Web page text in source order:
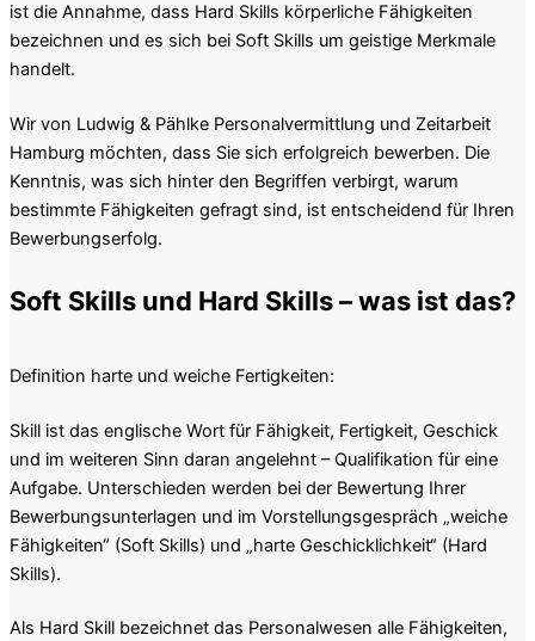
ist die Annahme, dass Hard Skills körperliche Fähigkeiten
bezeichnen und es sich bei Soft Skills um geistige Merkmale
handelt.
Wir von Ludwig & Pählke Personalvermittlung und Zeitarbeit
Hamburg möchten, dass Sie sich erfolgreich bewerben. Die
Kenntnis, was sich hinter den Begriffen verbirgt, warum
bestimmte Fähigkeiten gefragt sind, ist entscheidend für Ihren
Bewerbungserfolg.
Soft Skills und Hard Skills – was ist das?
Definition harte und weiche Fertigkeiten:
Skill ist das englische Wort für Fähigkeit, Fertigkeit, Geschick
und im weiteren Sinn daran angelehnt – Qualifikation für eine
Aufgabe. Unterschieden werden bei der Bewertung Ihrer
Bewerbungsunterlagen und im Vorstellungsgespräch „weiche
Fähigkeiten“ (Soft Skills) und „harte Geschicklichkeit“ (Hard
Skills).
Als Hard Skill bezeichnet das Personalwesen alle Fähigkeiten,